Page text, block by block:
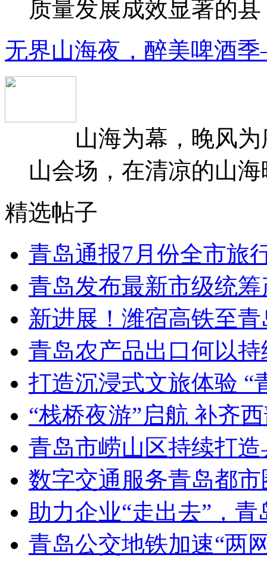
质量发展成效显著的
无界山海夜，醉美啤酒
山海为幕，晚风为
山会场，在清凉的山
精选帖子
青岛通报7月份全市旅
青岛发布最新市级统
新进展！潍宿高铁至
青岛农产品出口何以持
打造沉浸式文旅体验 “
“栈桥夜游”启航 补齐
青岛市崂山区持续打
数字交通服务青岛都
助力企业“走出去”，
青岛公交地铁加速“两